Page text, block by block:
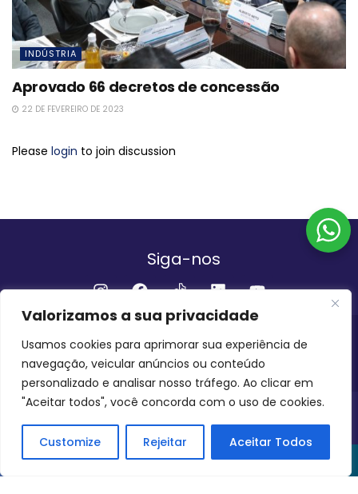
Valorizamos a sua privacidade
Usamos cookies para aprimorar sua experiência de
navegação, veicular anúncios ou conteúdo
personalizado e analisar nosso tráfego. Ao clicar em
"Aceitar todos", você concorda com o uso de cookies.
Customize Rejeitar Aceitar Todos
INDÚSTRIA
Aprovado 66 decretos de concessão
22 DE FEVEREIRO DE 2023
Please login to join discussion
Siga-nos
Institucional
QUEM SOMOS FALE CONOSCO
INVEST AMAZÔNIA BRASIL
COPYRIGHT 2024 - 2026